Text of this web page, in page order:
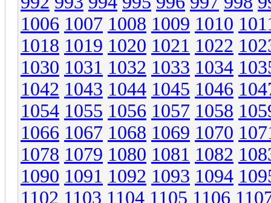
1006 1007 1008 1009 1010
1018 1019 1020 1021 1022
1030 1031 1032 1033 1034
1042 1043 1044 1045 1046
1054 1055 1056 1057 1058
1066 1067 1068 1069 1070
1078 1079 1080 1081 1082
1090 1091 1092 1093 1094
1102 1103 1104 1105 1106